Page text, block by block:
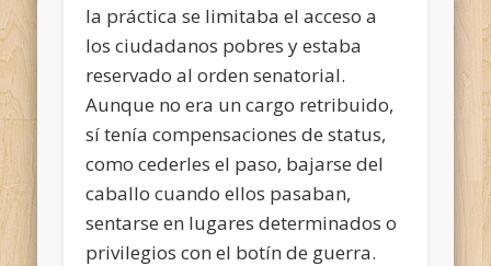
la práctica se limitaba el acceso a
los ciudadanos pobres y estaba
reservado al orden senatorial.
Aunque no era un cargo retribuido,
sí tenía compensaciones de status,
como cederles el paso, bajarse del
caballo cuando ellos pasaban,
sentarse en lugares determinados o
privilegios con el botín de guerra.